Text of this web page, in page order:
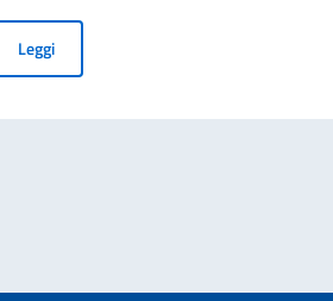
dal 3 agosto
LeggiBusiness Insights - giugno 2026